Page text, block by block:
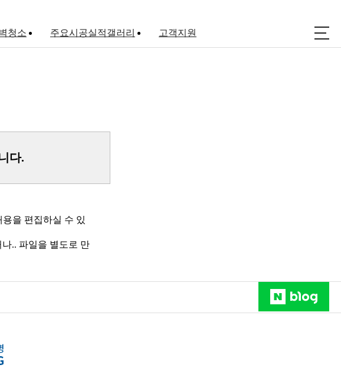
청소 주요시공실적갤러리 고객지원
다.